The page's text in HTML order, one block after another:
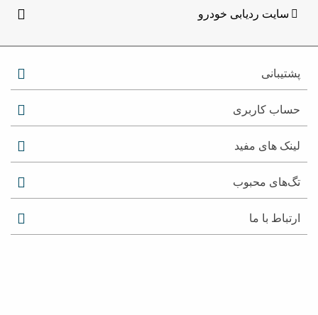
سایت ردیابی خودرو
پشتیبانی
حساب کاربری
لینک های مفید
تگ‌های محبوب
ارتباط با ما